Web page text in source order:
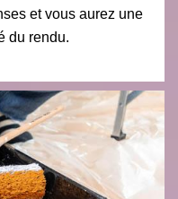
et vous aurez une
du rendu.